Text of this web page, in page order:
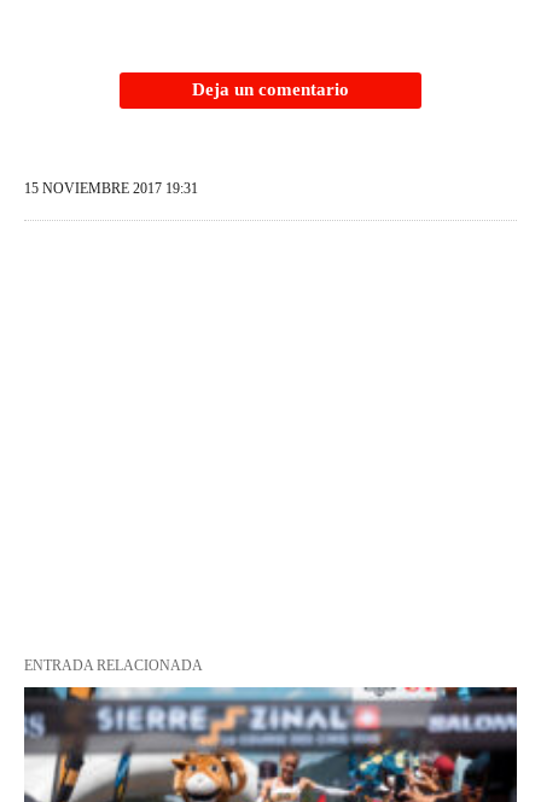
Deja un comentario
15 NOVIEMBRE 2017 19:31
ENTRADA RELACIONADA